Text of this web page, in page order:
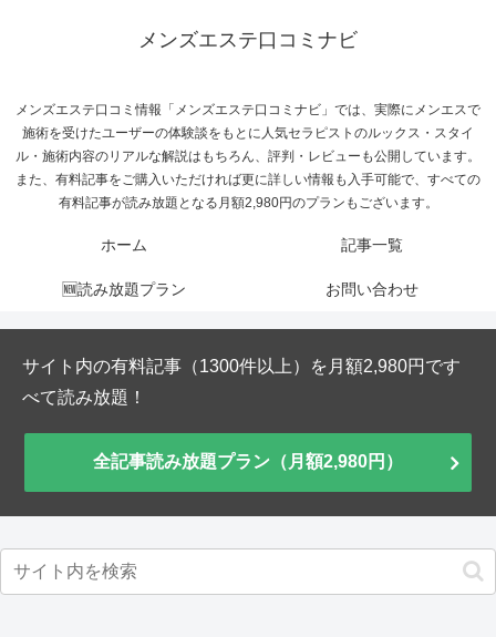
メンズエステ口コミナビ
メンズエステ口コミ情報「メンズエステ口コミナビ」では、実際にメンエスで
施術を受けたユーザーの体験談をもとに人気セラピストのルックス・スタイ
ル・施術内容のリアルな解説はもちろん、評判・レビューも公開しています。
また、有料記事をご購入いただければ更に詳しい情報も入手可能で、すべての
有料記事が読み放題となる月額2,980円のプランもございます。
ホーム 記事一覧
🆕読み放題プラン お問い合わせ
サイト内の有料記事（1300件以上）を月額2,980円です
べて読み放題！
全記事読み放題プラン（月額2,980円）